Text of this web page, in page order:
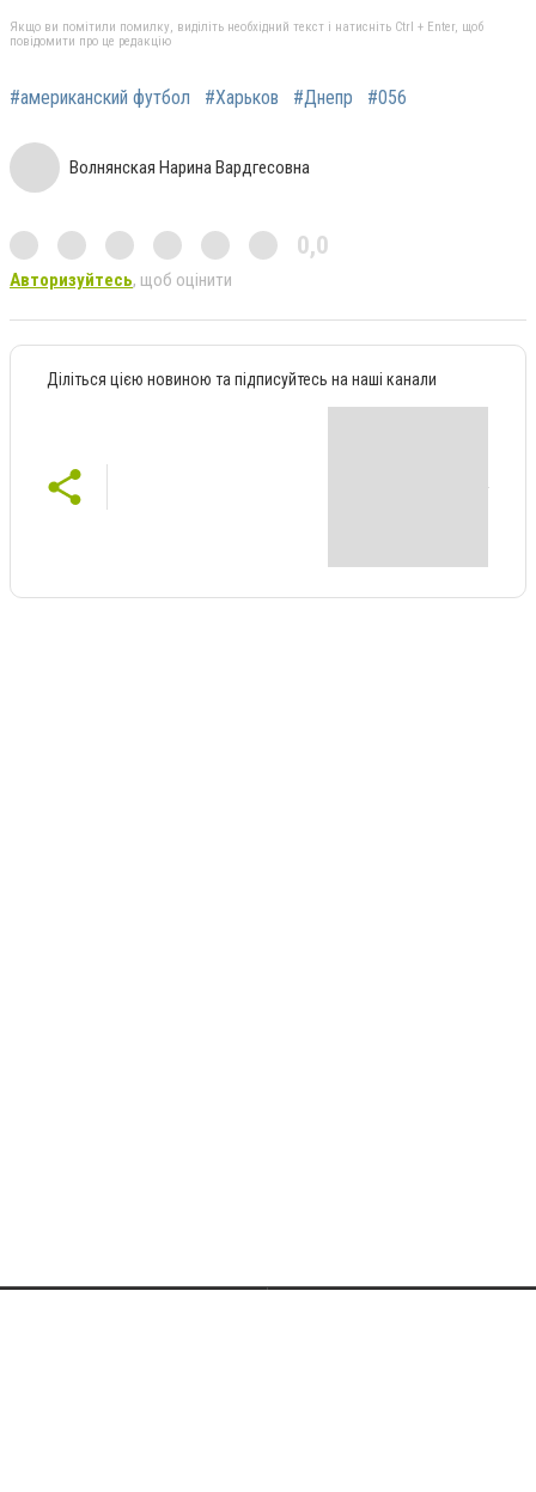
Якщо ви помітили помилку, виділіть необхідний текст і натисніть Ctrl + Enter, щоб
повідомити про це редакцію
#американский футбол #Харьков #Днепр #056
Волнянская Нарина Вардгесовна
0,0
Авторизуйтесь, щоб оцінити
Діліться цією новиною та підписуйтесь на наші канали